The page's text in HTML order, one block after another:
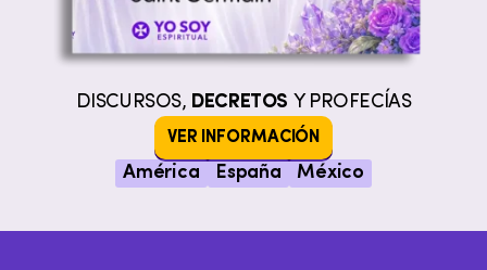
DISCURSOS, DECRETOS Y PROFECÍAS
VER INFORMACIÓN
América España México